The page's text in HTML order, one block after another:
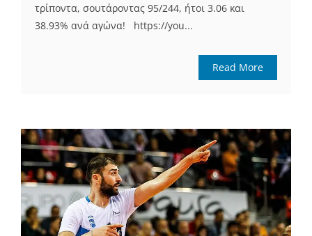
τρίποντα, σουτάροντας 95/244, ήτοι 3.06 και
38.93% ανά αγώνα! https://you...
Read More